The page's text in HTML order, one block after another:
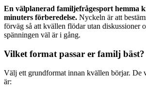
En välplanerad familjefrågesport hemma
minuters förberedelse. Nyckeln är att
förväg så att kvällen flödar utan diskussioner
spänningen väl är i gång.
Vilket format passar er familj bäst?
Välj ett grundformat innan kvällen börjar. De
är: